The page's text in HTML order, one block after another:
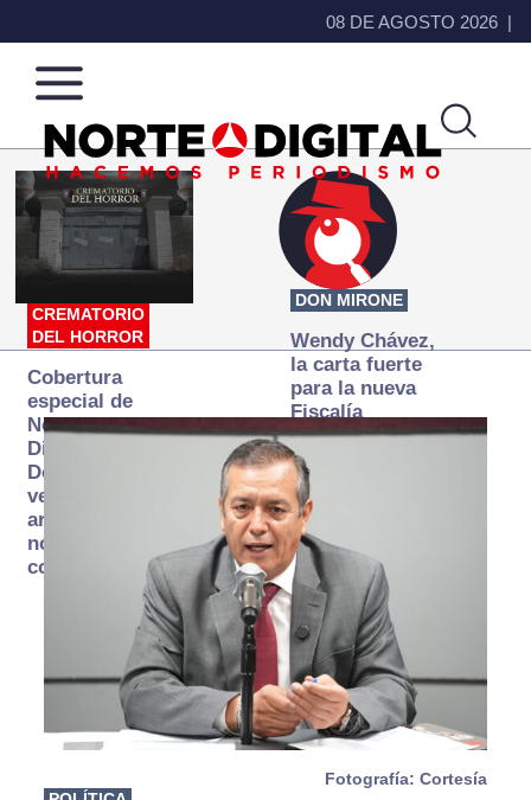
08 DE AGOSTO 2026
Norte
de
Ciudad
Más
que
noticias,
hacemos periodismo
CREMATORIO
DEL HORROR
Cobertura
especial de
Norte
Digital:
Donde la
verdad
arde… pero
no se
consume
DON MIRONE
Wendy Chávez,
la carta fuerte
para la nueva
Fiscalía
autónoma
Fotografía: Cortesía